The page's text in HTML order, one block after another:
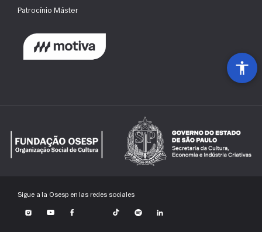
Patrocínio Máster
Sigue a la Osesp en las redes sociales